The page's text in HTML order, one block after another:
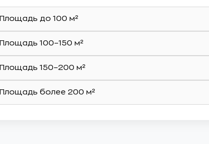
Площадь до 100 м²
Площадь 100–150 м²
Площадь 150–200 м²
Площадь более 200 м²